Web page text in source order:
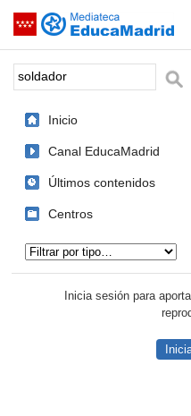
Saltar navegación
Palabra o frase:
Inicio
Canal EducaMadrid
Últimos contenidos
Centros
Inicia sesión para